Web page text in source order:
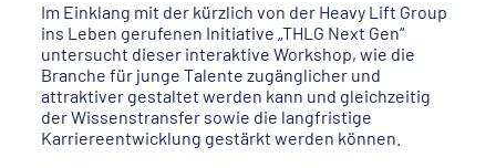
Im Einklang mit der kürzlich von der Heavy Lift Group
ins Leben gerufenen Initiative „THLG Next Gen“
untersucht dieser interaktive Workshop, wie die
Branche für junge Talente zugänglicher und
attraktiver gestaltet werden kann und gleichzeitig
der Wissenstransfer sowie die langfristige
Karriereentwicklung gestärkt werden können.